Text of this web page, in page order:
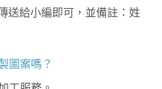
送給小編即可，並備註：姓
圖案嗎？